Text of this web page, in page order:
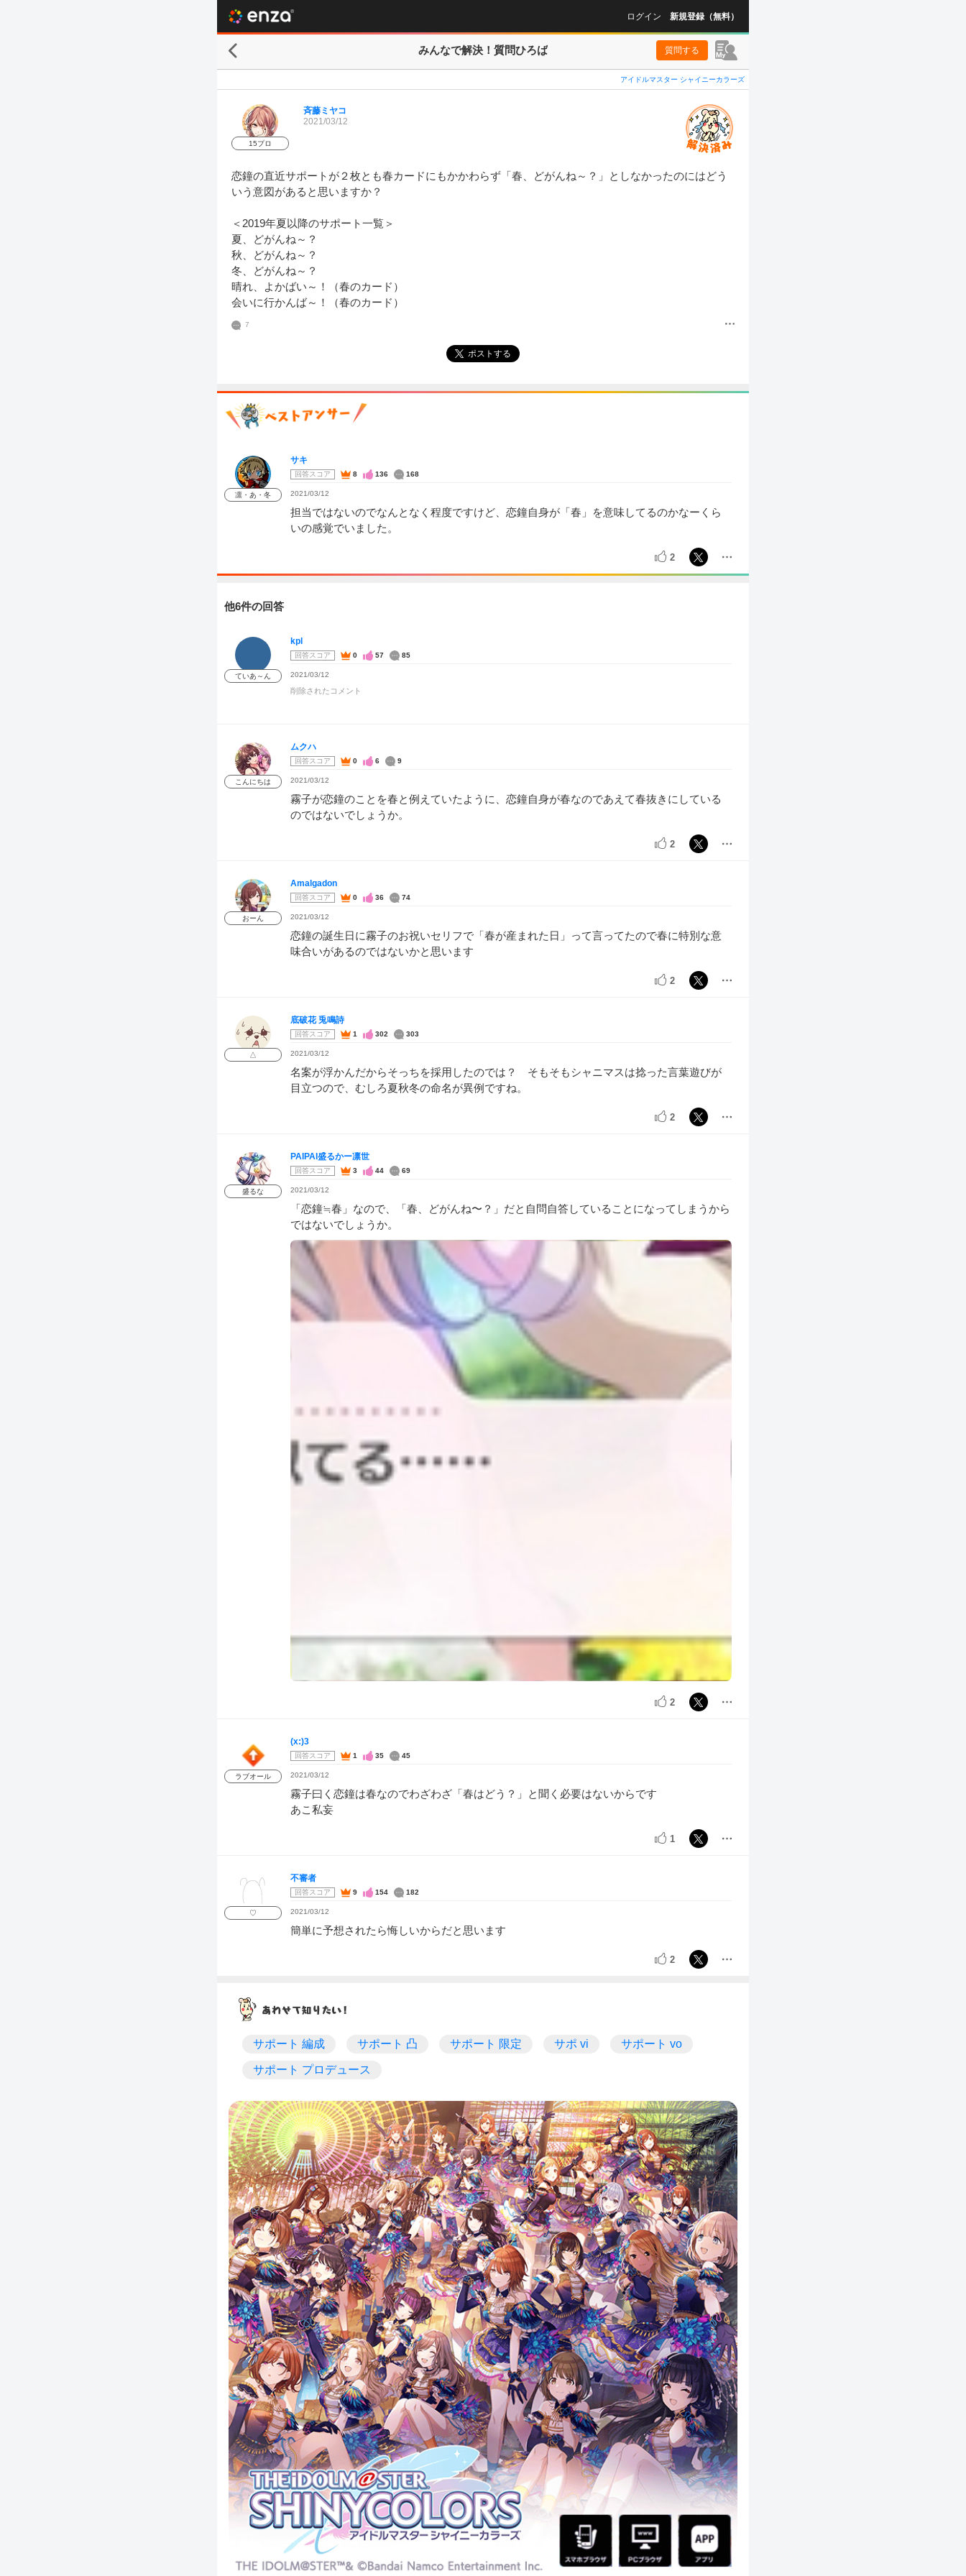
ログイン 新規登録（無料）
みんなで解決！ 質問ひろば 質問する
アイドルマスター シャイニーカラーズ
15プロ
斉藤ミヤコ
2021/03/12
恋鐘の直近サポートが２枚とも春カードにもかかわらず「春、どがんね～？」としなかったのにはどう
いう意図があると思いますか？
＜2019年夏以降のサポート一覧＞
夏、どがんね～？
秋、どがんね～？
冬、どがんね～？
晴れ、よかばい～！（春のカード）
会いに行かんば～！（春のカード）
7
ポストする
凛・あ・冬
サキ
回答スコア 8 136 168
2021/03/12
担当ではないのでなんとなく程度ですけど、恋鐘自身が「春」を意味してるのかなーくら
いの感覚でいました。
2
他6件の回答
ていあ～ん
kpl
回答スコア 0 57 85
2021/03/12
削除されたコメント
こんにちは
ムクハ
回答スコア 0 6 9
2021/03/12
霧子が恋鐘のことを春と例えていたように、恋鐘自身が春なのであえて春抜きにしている
のではないでしょうか。
2
おーん
Amalgadon
回答スコア 0 36 74
2021/03/12
恋鐘の誕生日に霧子のお祝いセリフで「春が産まれた日」って言ってたので春に特別な意
味合いがあるのではないかと思います
2
△
底破花 兎鳴詩
回答スコア 1 302 303
2021/03/12
名案が浮かんだからそっちを採用したのでは？ そもそもシャニマスは捻った言葉遊びが
目立つので、むしろ夏秋冬の命名が異例ですね。
2
盛るな
PAIPAI盛るかー凛世
回答スコア 3 44 69
2021/03/12
「恋鐘≒春」なので、「春、どがんね〜？」だと自問自答していることになってしまうから
ではないでしょうか。
2
ラブオール
(x:)3
回答スコア 1 35 45
2021/03/12
霧子曰く恋鐘は春なのでわざわざ「春はどう？」と聞く必要はないからです
あこ私妄
1
♡
不審者
回答スコア 9 154 182
2021/03/12
簡単に予想されたら悔しいからだと思います
2
サポート 編成 サポート 凸 サポート 限定 サポ vi サポート vo
サポート プロデュース